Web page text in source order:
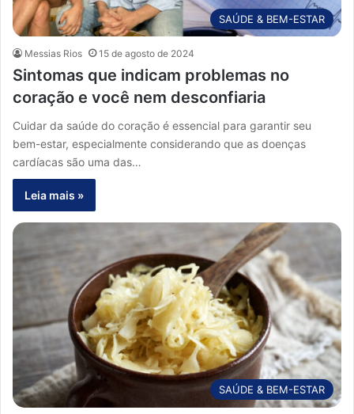
SAÚDE & BEM-ESTAR
Messias Rios 15 de agosto de 2024
Sintomas que indicam problemas no
coração e você nem desconfiaria
Cuidar da saúde do coração é essencial para garantir seu
bem-estar, especialmente considerando que as doenças
cardíacas são uma das…
Leia mais »
SAÚDE & BEM-ESTAR